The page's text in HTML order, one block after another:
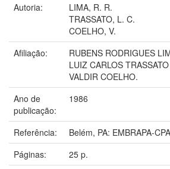
Autoria:
LIMA, R. R.
TRASSATO, L. C.
COELHO, V.
Afiliação:
RUBENS RODRIGUES
LUIZ CARLOS TRASSATO
VALDIR COELHO.
Ano de
publicação:
1986
Referência:
Belém, PA: EMBRAPA-
Páginas:
25 p.